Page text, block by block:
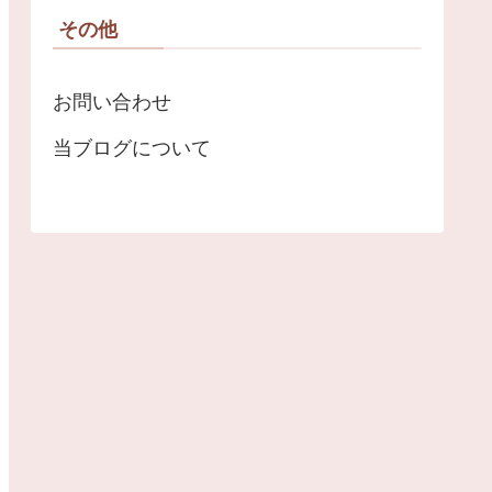
その他
お問い合わせ
当ブログについて